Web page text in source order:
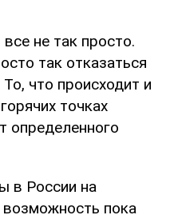
не так просто.
так отказаться
что происходит и
точках
определенного
в России на
пока